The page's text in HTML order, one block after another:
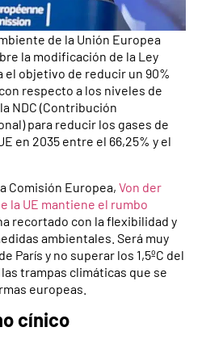
de la Unión Europea
la modificación de la Ley
el objetivo de reducir un 90%
respecto a los niveles de
NDC (Contribución
para reducir los gases de
en 2035 entre el 66,25% y el
Comisión Europea, Von der
la UE mantiene el rumbo
recortado con la flexibilidad y
ambientales. Será muy
París y no superar los 1,5ºC del
trampas climáticas que se
europeas.
cínico